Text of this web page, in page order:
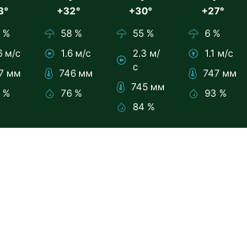
м/с
мм
%
+32°
58 %
1.6 м/с
746 мм
76 %
+30°
55 %
2.3 м/
с
745 мм
84 %
+27°
6 %
1.1 м/с
747 мм
93 %